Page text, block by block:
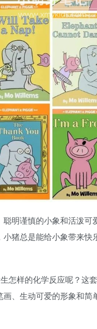
聪明谨慎的小象和活泼
猪总是能给小象带来
怎样的化学反应呢？这
、生动可爱的形象和